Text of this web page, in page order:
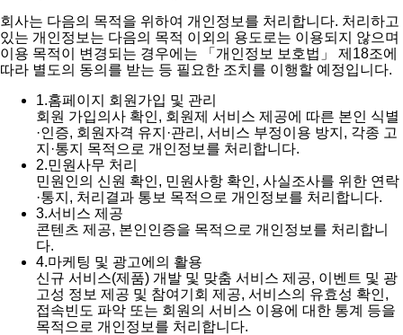
회사는 다음의 목적을 위하여 개인정보를 처리합니다. 처리하고
있는 개인정보는 다음의 목적 이외의 용도로는 이용되지 않으며
이용 목적이 변경되는 경우에는 「개인정보 보호법」 제18조에
따라 별도의 동의를 받는 등 필요한 조치를 이행할 예정입니다.
1.홈페이지 회원가입 및 관리
회원 가입의사 확인, 회원제 서비스 제공에 따른 본인 식별
·인증, 회원자격 유지·관리, 서비스 부정이용 방지, 각종 고
지·통지 목적으로 개인정보를 처리합니다.
2.민원사무 처리
민원인의 신원 확인, 민원사항 확인, 사실조사를 위한 연락
·통지, 처리결과 통보 목적으로 개인정보를 처리합니다.
3.서비스 제공
콘텐츠 제공, 본인인증을 목적으로 개인정보를 처리합니
다.
4.마케팅 및 광고에의 활용
신규 서비스(제품) 개발 및 맞춤 서비스 제공, 이벤트 및 광
고성 정보 제공 및 참여기회 제공, 서비스의 유효성 확인,
접속빈도 파악 또는 회원의 서비스 이용에 대한 통계 등을
목적으로 개인정보를 처리합니다.